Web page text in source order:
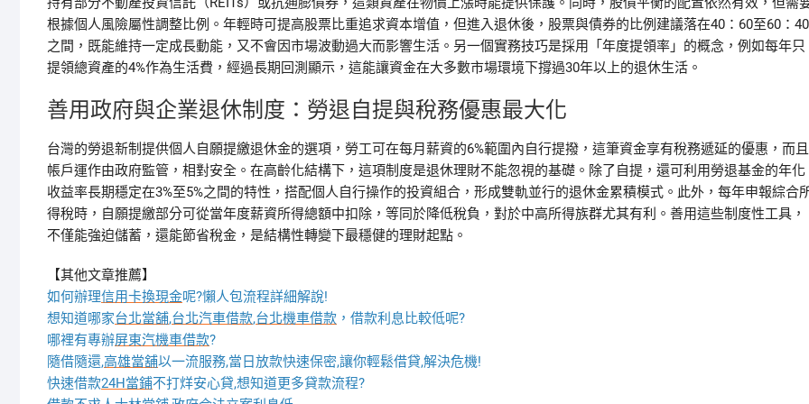
根據個人風險屬性調整比例。年輕時可提高股票比重追求資本增值，但進入退休後，股票與債券的比例建議落在40：60至60：40
之間，既能維持一定成長動能，又不會因市場波動過大而影響生活。另一個實務技巧是採用「年度提領率」的概念，例如每年只
提領總資產的4%作為生活費，經過長期回測顯示，這能讓資金在大多數市場環境下撐過30年以上的退休生活。
善用政府與企業退休制度：勞退自提與稅務優惠最大化
台灣的勞退新制提供個人自願提繳退休金的選項，勞工可在每月薪資的6%範圍內自行提撥，這筆資金享有稅務遞延的優惠，而且
帳戶運作由政府監管，相對安全。在高齡化結構下，這項制度是退休理財不能忽視的基礎。除了自提，還可利用勞退基金的年化
收益率長期穩定在3%至5%之間的特性，搭配個人自行操作的投資組合，形成雙軌並行的退休金累積模式。此外，每年申報綜合
得稅時，自願提繳部分可從當年度薪資所得總額中扣除，等同於降低稅負，對於中高所得族群尤其有利。善用這些制度性工具，
不僅能強迫儲蓄，還能節省稅金，是結構性轉變下最穩健的理財起點。
【其他文章推薦】
如何辦理信用卡換現金呢?懶人包流程詳細解說!
想知道哪家台北當舖,台北汽車借款,台北機車借款 ，借款利息比較低呢?
哪裡有專辦屏東汽機車借款?
隨借隨還,高雄當舖以一流服務,當日放款快速保密,讓你輕鬆借貸,解決危機!
快速借款24H當鋪不打烊安心貸,想知道更多貸款流程?